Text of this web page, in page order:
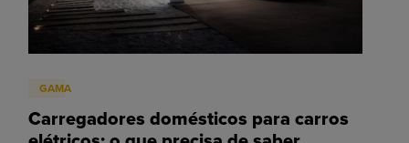
GAMA
Carregadores domésticos para carros